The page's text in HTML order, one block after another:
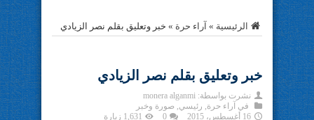
الرئيسية » آراء حرة » خبر وتعليق بقلم نصر الزيادي
خبر وتعليق بقلم نصر الزيادي
نشرت بواسطة: monera alganmi
في آراء حرة, رئيسي, صورة وخبر
16 أغسطس، 2015
0 1,631 زيارة